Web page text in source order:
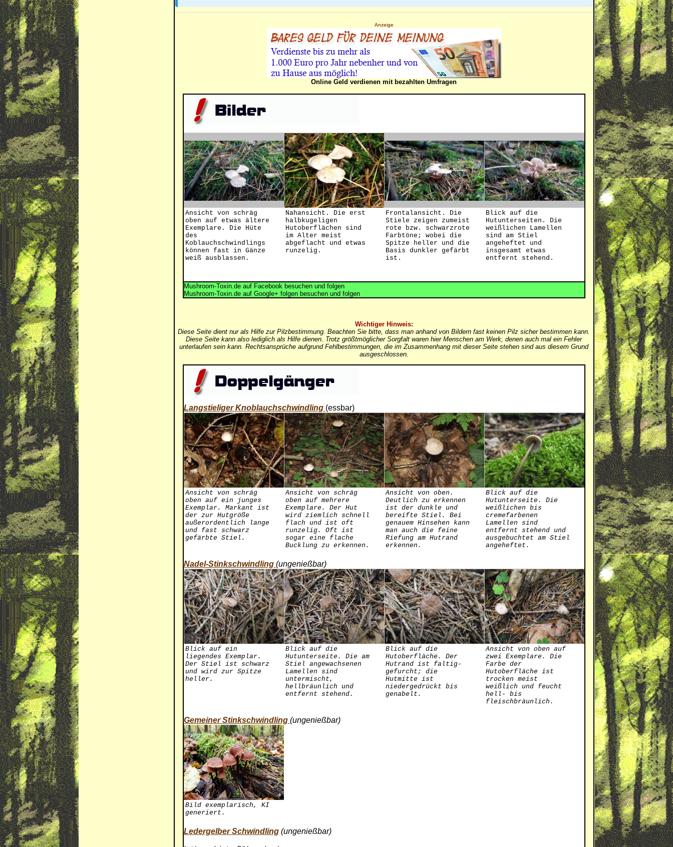
Anzeige
Online Geld verdienen mit bezahlten Umfragen
Ansicht von schräg
oben auf etwas ältere
Exemplare. Die Hüte
des
Koblauchschwindlings
können fast in Gänze
weiß ausblassen.
Nahansicht. Die erst
halbkugeligen
Hutoberflächen sind
im Alter meist
abgeflacht und etwas
runzelig.
Frontalansicht. Die
Stiele zeigen zumeist
rote bzw. schwarzrote
Farbtöne; wobei die
Spitze heller und die
Basis dunkler gefärbt
ist.
Blick auf die
Hutunterseiten. Die
weißlichen Lamellen
sind am Stiel
angeheftet und
insgesamt etwas
entfernt stehend.
Mushroom-Toxin.de auf Facebook besuchen und folgen
Mushroom-Toxin.de auf Google+ folgen besuchen und folgen
Wichtiger Hinweis:
Diese Seite dient nur als Hilfe zur Pilzbestimmung. Beachten Sie bitte, dass man anhand von Bildern fast keinen Pilz sicher bestimmen kann.
Diese Seite kann also lediglich als Hilfe dienen. Trotz größtmöglicher Sorgfalt waren hier Menschen am Werk, denen auch mal ein Fehler
unterlaufen sein kann. Rechtsansprüche aufgrund Fehlbestimmungen, die im Zusammenhang mit dieser Seite stehen sind aus diesem Grund
ausgeschlossen.
Langstieliger Knoblauchschwindling (essbar)
Ansicht von schräg
oben auf ein junges
Exemplar. Markant ist
der zur Hutgröße
außerordentlich lange
und fast schwarz
gefärbte Stiel.
Ansicht von schräg
oben auf mehrere
Exemplare. Der Hut
wird ziemlich schnell
flach und ist oft
runzelig. Oft ist
sogar eine flache
Bucklung zu erkennen.
Ansicht von oben.
Deutlich zu erkennen
ist der dunkle und
bereifte Stiel. Bei
genauem Hinsehen kann
man auch die feine
Riefung am Hutrand
erkennen.
Blick auf die
Hutunterseite. Die
weißlichen bis
cremefarbenen
Lamellen sind
entfernt stehend und
ausgebuchtet am Stiel
angeheftet.
Nadel-Stinkschwindling (ungenießbar)
Blick auf ein
liegendes Exemplar.
Der Stiel ist schwarz
und wird zur Spitze
heller.
Blick auf die
Hutunterseite. Die am
Stiel angewachsenen
Lamellen sind
untermischt,
hellbräunlich und
entfernt stehend.
Blick auf die
Hutoberfläche. Der
Hutrand ist faltig-
gefurcht; die
Hutmitte ist
niedergedrückt bis
genabelt.
Ansicht von oben auf
zwei Exemplare. Die
Farbe der
Hutoberfläche ist
trocken meist
weißlich und feucht
hell- bis
fleischbräunlich.
Gemeiner Stinkschwindling (ungenießbar)
Bild exemplarisch, KI
generiert.
Ledergelber Schwindling(ungenießbar)